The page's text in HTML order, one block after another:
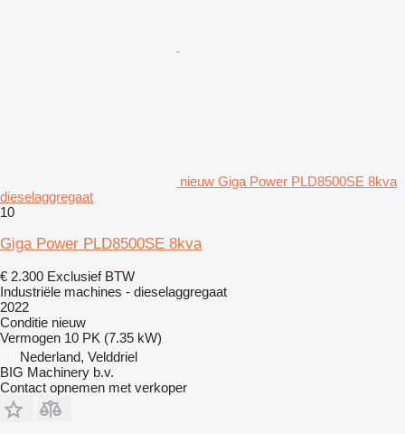
nieuw Giga Power PLD8500SE 8kva
dieselaggregaat
10
Giga Power PLD8500SE 8kva
€ 2.300 Exclusief BTW
Industriële machines - dieselaggregaat
2022
Conditie nieuw
Vermogen 10 PK (7.35 kW)
Nederland, Velddriel
BIG Machinery b.v.
Contact opnemen met verkoper